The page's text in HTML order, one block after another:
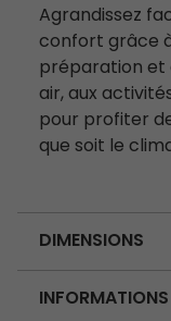
Agrandissez
confort grâce
préparation et
air, aux
pour profiter
que soit le
DIMENSIONS